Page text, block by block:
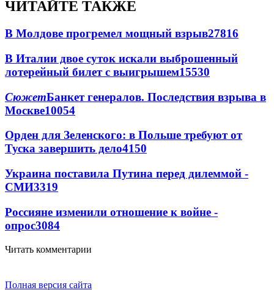
ЧИТАЙТЕ ТАКЖЕ
В Молдове прогремел мощный взрыв27816
В Италии двое суток искали выброшенный
лотерейный билет с выигрышем15530
СюжетБанкет генералов. Последствия взрыва в
Москве10054
Орден для Зеленского: в Польше требуют от
Туска завершить дело4150
Украина поставила Путина перед дилеммой -
СМИ3319
Россияне изменили отношение к войне -
опрос3084
Читать комментарии
Полная версия сайта